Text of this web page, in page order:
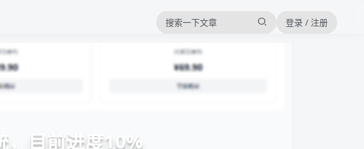
登录 / 注册
，目前进度10%